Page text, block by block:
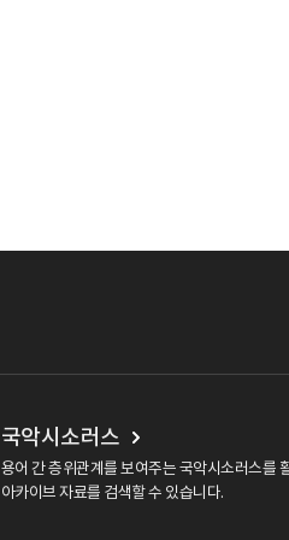
국악시소러스
용어 간 층위관계를 보여주는 국악시소러스를
아카이브 자료를 검색할 수 있습니다.